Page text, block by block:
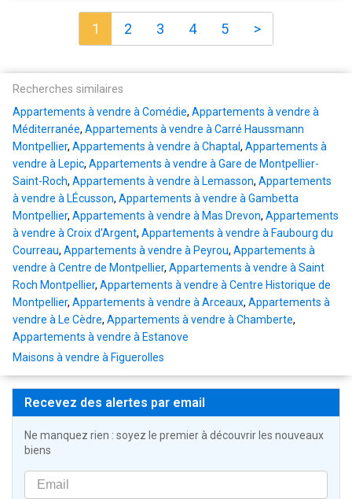
1 2 3 4 5 >
Recherches similaires
Appartements à vendre à Comédie, Appartements à vendre à
Méditerranée, Appartements à vendre à Carré Haussmann
Montpellier, Appartements à vendre à Chaptal, Appartements à
vendre à Lepic, Appartements à vendre à Gare de Montpellier-
Saint-Roch, Appartements à vendre à Lemasson, Appartements
à vendre à LÉcusson, Appartements à vendre à Gambetta
Montpellier, Appartements à vendre à Mas Drevon, Appartements
à vendre à Croix d'Argent, Appartements à vendre à Faubourg du
Courreau, Appartements à vendre à Peyrou, Appartements à
vendre à Centre de Montpellier, Appartements à vendre à Saint
Roch Montpellier, Appartements à vendre à Centre Historique de
Montpellier, Appartements à vendre à Arceaux, Appartements à
vendre à Le Cèdre, Appartements à vendre à Chamberte,
Appartements à vendre à Estanove
Maisons à vendre à Figuerolles
Recevez des alertes par email
Ne manquez rien : soyez le premier à découvrir les nouveaux
biens